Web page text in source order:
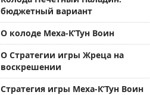
бюджетный вариант
О колоде Меха-К’Тун Воин
О Стратегии игры Жреца на
воскрешении
Стратегия игры Меха-К’Тун Воин